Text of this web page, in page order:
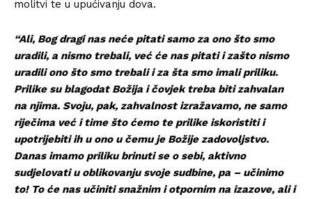
molitvi te u upućivanju dova.
“Ali, Bog dragi nas neće pitati samo za ono što smo
uradili, a nismo trebali, već će nas pitati i zašto nismo
uradili ono što smo trebali i za šta smo imali priliku.
Prilike su blagodat Božija i čovjek treba biti zahvalan
na njima. Svoju, pak, zahvalnost izražavamo, ne samo
riječima već i time što ćemo te prilike iskoristiti i
upotrijebiti ih u ono u čemu je Božije zadovoljstvo.
Danas imamo priliku brinuti se o sebi, aktivno
sudjelovati u oblikovanju svoje sudbine, pa – učinimo
to! To će nas učiniti snažnim i otpornim na izazove, ali i